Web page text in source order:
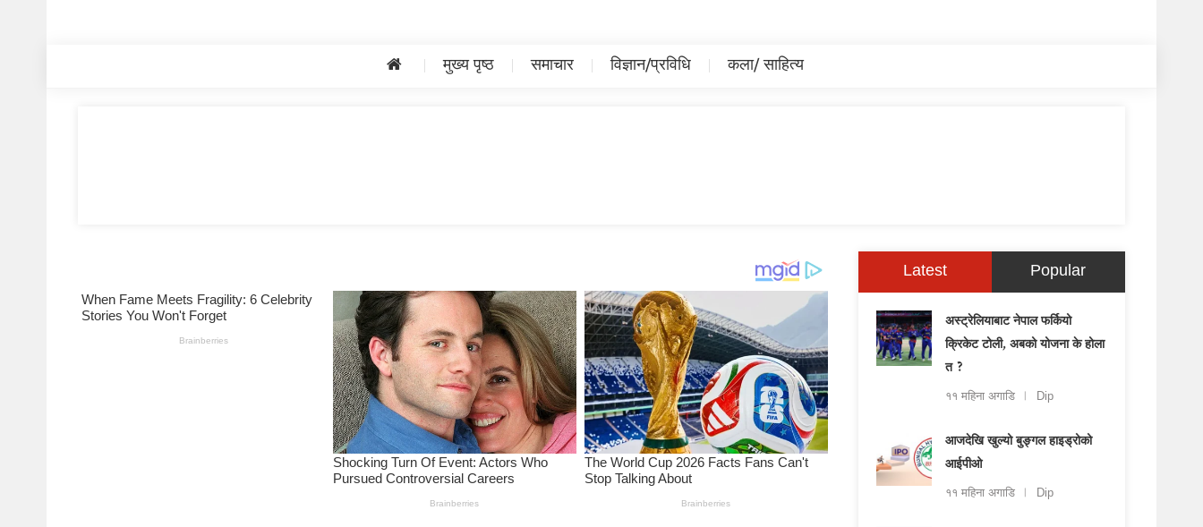
मुख्य पृष्ठ समाचार विज्ञान/प्रविधि कला/ साहित्य
Latest Popular
अस्ट्रेलियाबाट नेपाल फर्कियो
क्रिकेट टोली, अबको योजना के होला
त ?
११ महिना अगाडि Dip
आजदेखि खुल्यो बुङ्गल हाइड्रोको
आईपीओ
११ महिना अगाडि Dip